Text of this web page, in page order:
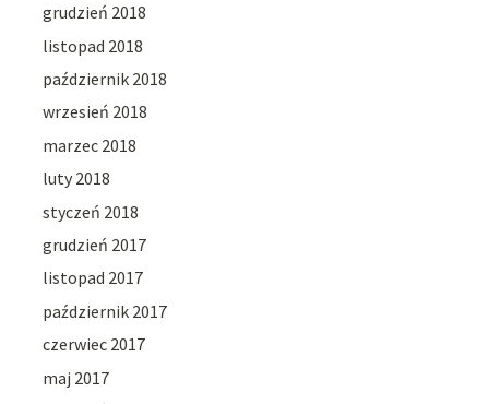
grudzień 2018
listopad 2018
październik 2018
wrzesień 2018
marzec 2018
luty 2018
styczeń 2018
grudzień 2017
listopad 2017
październik 2017
czerwiec 2017
maj 2017